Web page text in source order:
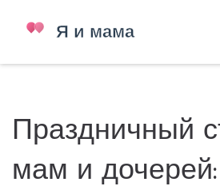
Праздничный
мам и